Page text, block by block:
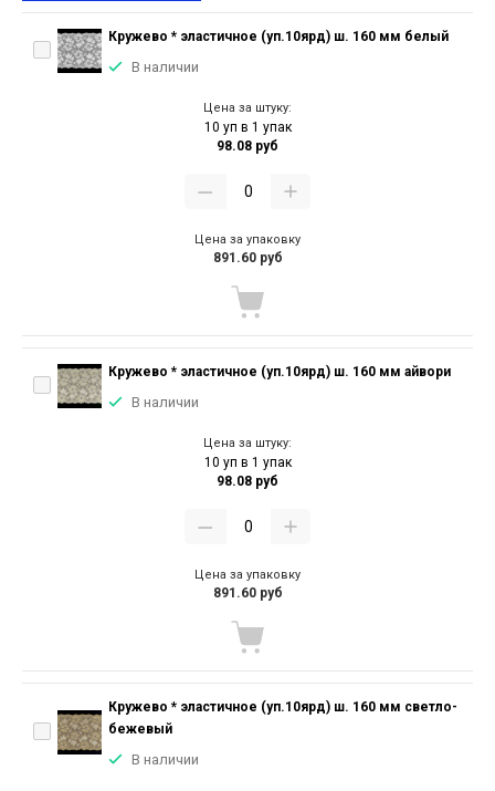
Кружево * эластичное (уп.10ярд) ш. 160 мм белый
В наличии
Цена за штуку:
10 уп в 1 упак
98.08 руб
Цена за упаковку
891.60 руб
Кружево * эластичное (уп.10ярд) ш. 160 мм айвори
В наличии
Цена за штуку:
10 уп в 1 упак
98.08 руб
Цена за упаковку
891.60 руб
Кружево * эластичное (уп.10ярд) ш. 160 мм светло-
бежевый
В наличии